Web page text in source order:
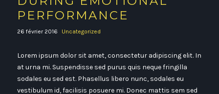
PERFORMANCE
26 février 2016 Uncategorized
Lorem ipsum dolor sit amet, consectetur adipiscing elit. In
at urna mi. Suspendisse sed purus quis neque fringilla
sodales eu sed est. Phasellus libero nunc, sodales eu
vestibulum id, facilisis posuere mi. Donec mattis sem sed